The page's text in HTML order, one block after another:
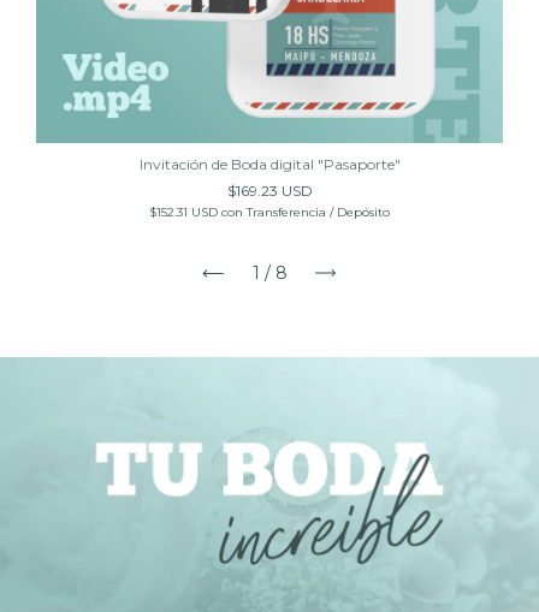
Invitación de Boda digital "Pasaporte"
$169.23 USD
$152.31 USD con Transferencia / Depósito
1 / 8